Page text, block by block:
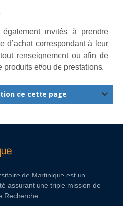
également invités à prendre
d’achat correspondant à leur
renseignement ou afin de
produits et/ou de prestations.
de cette page
de Martinique est un
assurant une triple mission de
Recherche.